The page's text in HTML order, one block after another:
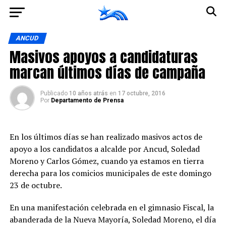
ANCUD
Masivos apoyos a candidaturas
marcan últimos días de campaña
Publicado 10 años atrás en 17 octubre, 2016
Por Departamento de Prensa
En los últimos días se han realizado masivos actos de
apoyo a los candidatos a alcalde por Ancud, Soledad
Moreno y Carlos Gómez, cuando ya estamos en tierra
derecha para los comicios municipales de este domingo
23 de octubre.
En una manifestación celebrada en el gimnasio Fiscal, la
abanderada de la Nueva Mayoría, Soledad Moreno, el día
Ir a la versión móvil